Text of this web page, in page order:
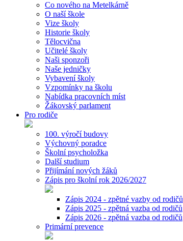
Co nového na Metelkárně
O naší škole
Vize školy
Historie školy
Tělocvična
Učitelé školy
Naši sponzoři
Naše jedničky
Vybavení školy
Vzpomínky na školu
Nabídka pracovních míst
Žákovský parlament
Pro rodiče
100. výročí budovy
Výchovný poradce
Školní psycholožka
Další studium
Přijímání nových žáků
Zápis pro školní rok 2026/2027
Zápis 2024 - zpětné vazby od rodičů
Zápis 2025 - zpětná vazba od rodičů
Zápis 2026 - zpětná vazba od rodičů
Primární prevence